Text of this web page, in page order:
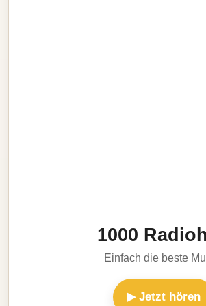
1000
Einfach die beste
▶ Jetzt hören